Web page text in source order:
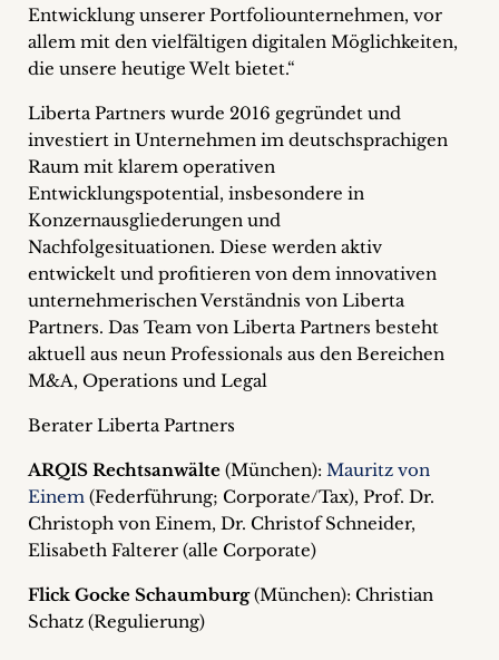
Team
Philosophie
Presseanfragen
Kontakt
Entwicklung unserer Portfoliounternehmen, vor
allem mit den vielfältigen digitalen Möglichkeiten,
die unsere heutige Welt bietet.“
Liberta Partners wurde 2016 gegründet und
investiert in Unternehmen im deutschsprachigen
Raum mit klarem operativen
Entwicklungspotential, insbesondere in
Konzernausgliederungen und
Nachfolgesituationen. Diese werden aktiv
entwickelt und profitieren von dem innovativen
unternehmerischen Verständnis von Liberta
Partners. Das Team von Liberta Partners besteht
aktuell aus neun Professionals aus den Bereichen
M&A, Operations und Legal
Berater Liberta Partners
ARQIS Rechtsanwälte (München): Mauritz von
Einem (Federführung; Corporate/Tax), Prof. Dr.
Christoph von Einem, Dr. Christof Schneider,
Elisabeth Falterer (alle Corporate)
Flick Gocke Schaumburg(München): Christian
Schatz (Regulierung)